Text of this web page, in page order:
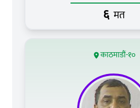
६ मत
काठमाडौं-१०